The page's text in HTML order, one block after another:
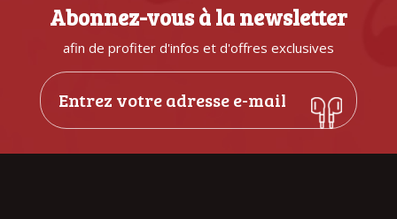
Abonnez-vous à la newsletter
afin de profiter d'infos et d'offres exclusives